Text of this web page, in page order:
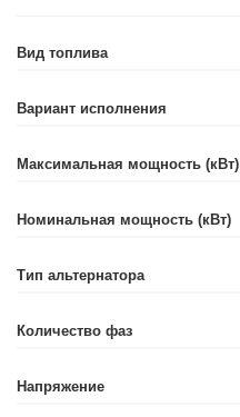
Вид топлива
Вариант исполнения
Максимальная мощность (кВт)
Номинальная мощность (кВт)
Тип альтернатора
Количество фаз
Напряжение